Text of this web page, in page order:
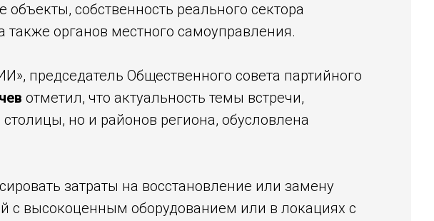
собственность реального сектора
также органов местного самоуправления.
председатель Общественного совета партийного
отметил, что актуальность темы встречи,
но и районов региона, обусловлена
затраты на восстановление или замену
с высокоценным оборудованием или в локациях с